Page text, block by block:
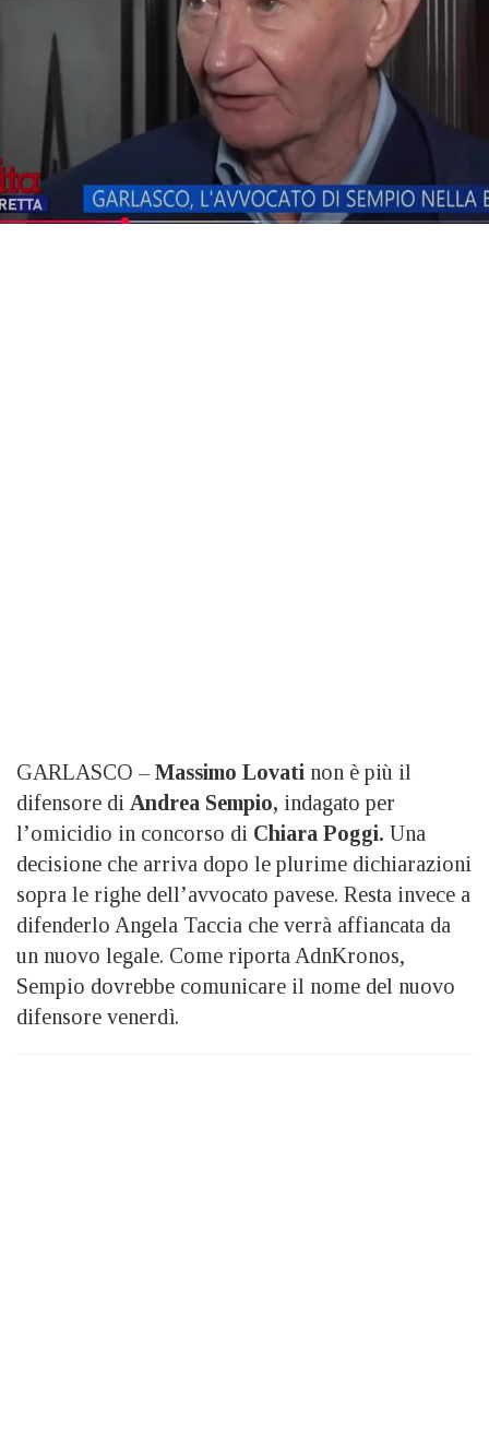
GARLASCO – Massimo Lovati non è più il
difensore di Andrea Sempio, indagato per
l’omicidio in concorso di Chiara Poggi. Una
decisione che arriva dopo le plurime dichiarazioni
sopra le righe dell’avvocato pavese. Resta invece a
difenderlo Angela Taccia che verrà affiancata da
un nuovo legale. Come riporta AdnKronos,
Sempio dovrebbe comunicare il nome del nuovo
difensore venerdì.